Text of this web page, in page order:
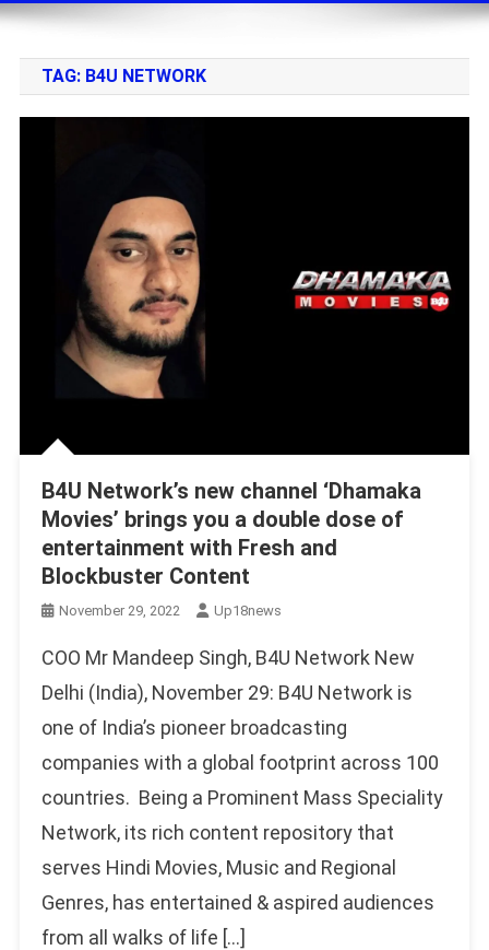
TAG: B4U NETWORK
B4U Network’s new channel ‘Dhamaka
Movies’ brings you a double dose of
entertainment with Fresh and
Blockbuster Content
November 29, 2022 Up18news
COO Mr Mandeep Singh, B4U Network New
Delhi (India), November 29: B4U Network is
one of India’s pioneer broadcasting
companies with a global footprint across 100
countries. Being a Prominent Mass Speciality
Network, its rich content repository that
serves Hindi Movies, Music and Regional
Genres, has entertained & aspired audiences
from all walks of life […]